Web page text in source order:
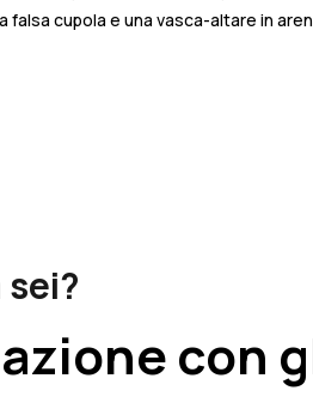
cupola e una vasca-altare in
con